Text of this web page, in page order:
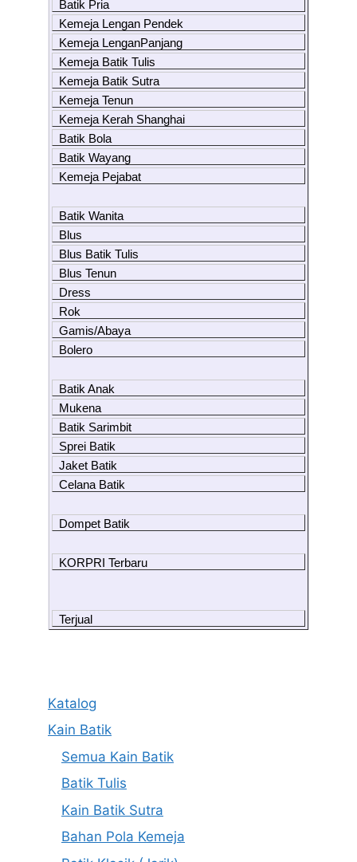
Batik Pria
Kemeja Lengan Pendek
Kemeja LenganPanjang
Kemeja Batik Tulis
Kemeja Batik Sutra
Kemeja Tenun
Kemeja Kerah Shanghai
Batik Bola
Batik Wayang
Kemeja Pejabat
Batik Wanita
Blus
Blus Batik Tulis
Blus Tenun
Dress
Rok
Gamis/Abaya
Bolero
Batik Anak
Mukena
Batik Sarimbit
Sprei Batik
Jaket Batik
Celana Batik
Dompet Batik
KORPRI Terbaru
Terjual
Katalog
Kain Batik
Semua Kain Batik
Batik Tulis
Kain Batik Sutra
Bahan Pola Kemeja